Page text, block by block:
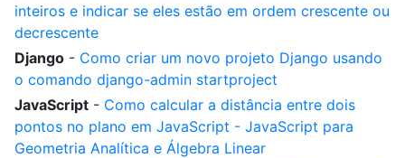
inteiros e indicar se eles estão em ordem crescente ou
decrescente
Django - Como criar um novo projeto Django usando
o comando django-admin startproject
JavaScript - Como calcular a distância entre dois
pontos no plano em JavaScript - JavaScript para
Geometria Analítica e Álgebra Linear